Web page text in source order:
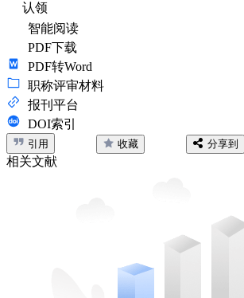
认领
智能阅读
PDF下载
PDF转Word
职称评审材料
报刊平台
DOI索引
引用 收藏 分享到
相关文献